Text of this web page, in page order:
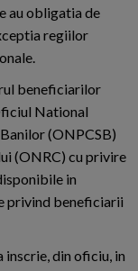
au obligatia de
regiilor
beneficiarilor
National
(ONPCSB)
(ONRC) cu privire
in
privind beneficiarii
din oficiu, in